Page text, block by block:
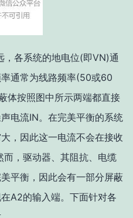
，各系统的地电位(即VN)通
通常为线路频率(50或60
体按照图中所示两端都直接
电流IN。在完美平衡的系统
，因此这一电流不会在接收
， 驱动器、其阻抗、电缆
平衡，因此会有一部分屏蔽
A2的输入端。下面针对各